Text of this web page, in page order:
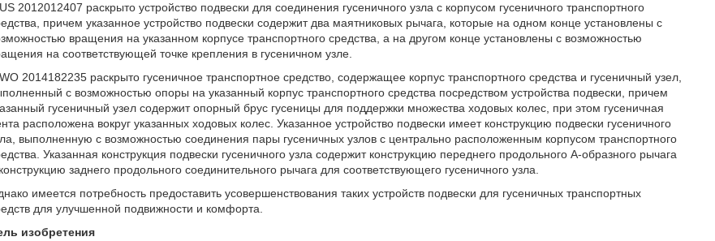
2012012407 раскрыто устройство подвески для соединения гусеничного узла с корпусом гусеничного транспортного
причем указанное устройство подвески содержит два маятниковых рычага, которые на одном конце установлены с
вращения на указанном корпусе транспортного средства, а на другом конце установлены с возможностью
на соответствующей точке крепления в гусеничном узле.
2014182235 раскрыто гусеничное транспортное средство, содержащее корпус транспортного средства и гусеничный узел,
с возможностью опоры на указанный корпус транспортного средства посредством устройства подвески, причем
гусеничный узел содержит опорный брус гусеницы для поддержки множества ходовых колес, при этом гусеничная
расположена вокруг указанных ходовых колес. Указанное устройство подвески имеет конструкцию подвески гусеничного
выполненную с возможностью соединения пары гусеничных узлов с центрально расположенным корпусом транспортного
Указанная конструкция подвески гусеничного узла содержит конструкцию переднего продольного A-образного рычага
заднего продольного соединительного рычага для соответствующего гусеничного узла.
имеется потребность предоставить усовершенствования таких устройств подвески для гусеничных транспортных
для улучшенной подвижности и комфорта.
изобретения